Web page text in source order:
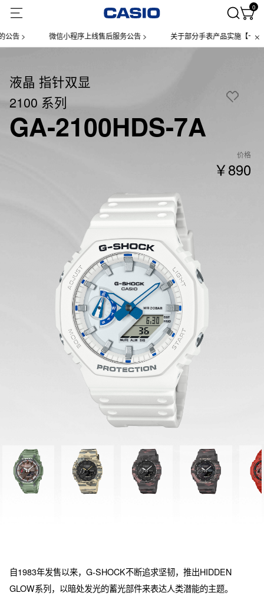
0
> 微信小程序上线售后服务公告 > 关于部分手表产品实施【一物一码
液晶 指针双显
2100 系列
GA-2100HDS-7A
价格
￥890
自1983年发售以来，G-SHOCK不断追求坚韧，推出HIDDEN
GLOW系列，以暗处发光的蓄光部件来表达人类潜能的主题。